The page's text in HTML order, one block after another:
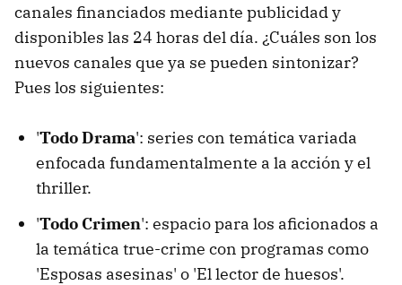
canales financiados mediante publicidad y
disponibles las 24 horas del día. ¿Cuáles son los
nuevos canales que ya se pueden sintonizar?
Pues los siguientes:
'Todo Drama': series con temática variada
enfocada fundamentalmente a la acción y el
thriller.
'Todo Crimen': espacio para los aficionados a
la temática true-crime con programas como
'Esposas asesinas' o 'El lector de huesos'.